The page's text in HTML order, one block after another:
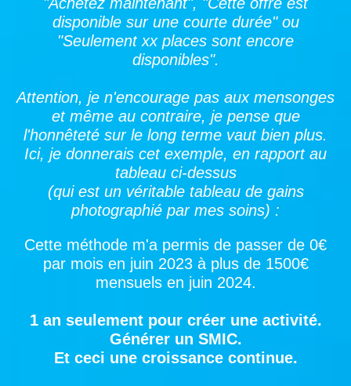
disponible sur une courte durée" ou
"Seulement xx places sont encore
disponibles".
Attention, je n'encourage pas aux mensonges
et même au contraire, je pense que
l'honnêteté sur le long terme vaut bien plus.
Ici, je donnerais cet exemple, en rapport au
tableau ci-dessus
(qui est un véritable tableau de gains
photographié par mes soins) :
Cette méthode m'a permis de passer de 0€
par mois en juin 2023 à plus de 1500€
mensuels en juin 2024.
1 an seulement pour créer une activité.
Générer un SMIC.
Et ceci une croissance continue.